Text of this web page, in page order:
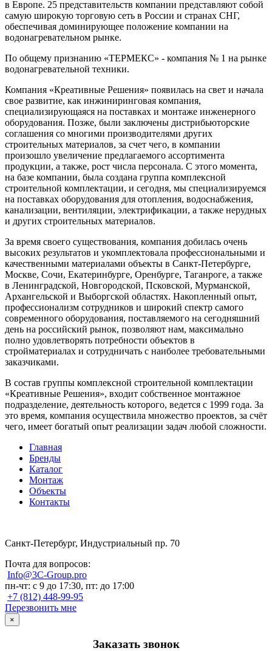
в Европе. 25 представительств компании представляют собой
самую широкую торговую сеть в России и странах СНГ,
обеспечивая доминирующее положение компании на
водонагревательном рынке.
По общему признанию «ТЕРМЕКС» - компания № 1 на рынке
водонагревательной техники.
Компания «Креативные Решения» появилась на свет и начала
свое развитие, как инжиниринговая компания,
специализирующаяся на поставках и монтаже инженерного
оборудования. Позже, были заключены дистрибьюторские
соглашения со многими производителями других
строительных материалов, за счет чего, в компании
произошло увеличение предлагаемого ассортимента
продукции, а также, рост числа персонала. С этого момента,
на базе компании, была создана группа комплексной
строительной комплектации, и сегодня, мы специализируемся
на поставках оборудования для отопления, водоснабжения,
канализации, вентиляции, электрификации, а также нерудных
и других строительных материалов.
За время своего существования, компания добилась очень
высоких результатов и укомплектовала профессиональными и
качественными материалами объекты в Санкт-Петербурге,
Москве, Сочи, Екатеринбурге, Оренбурге, Таганроге, а также
в Ленинградской, Новгородской, Псковской, Мурманской,
Архангельской и Выборгской областях. Накопленный опыт,
профессионализм сотрудников и широкий спектр самого
современного оборудования, поставляемого на сегодняшний
день на российский рынок, позволяют нам, максимально
полно удовлетворять потребности объектов в
стройматериалах и сотрудничать с наиболее требовательными
заказчиками.
В состав группы комплексной строительной комплектации
«Креативные Решения», входит собственное монтажное
подразделение, деятельность которого, ведется с 1999 года. За
это время, компания осуществила множество проектов, за счёт
чего, имеет богатый опыт реализации задач любой сложности.
Главная
Бренды
Каталог
Монтаж
Объекты
Контакты
Санкт-Петербург, Индустриальный пр. 70
Почта для вопросов:
Info@3C-Group.pro
пн-чт: с 9 до 17:30, пт: до 17:00
+7 (812) 448-99-95
Перезвонить мне
×
Заказать звонок